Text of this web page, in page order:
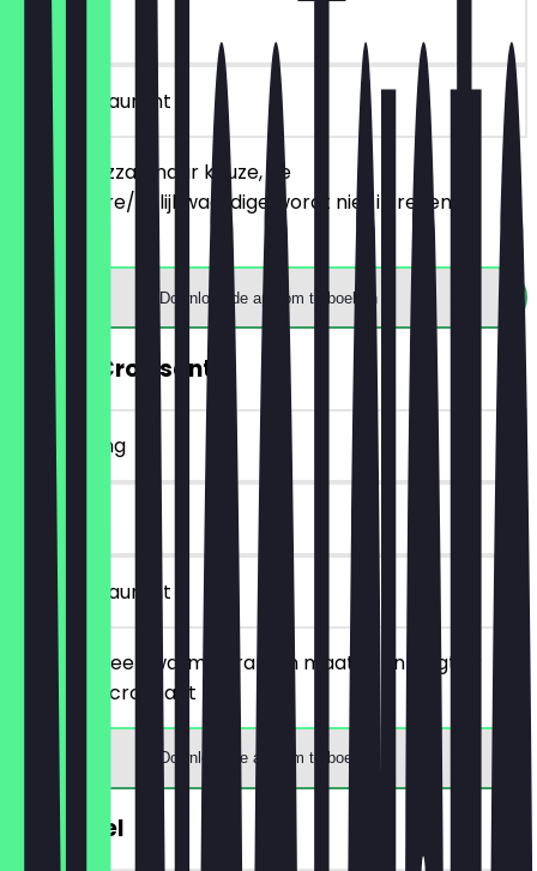
30 dagen
in het restaurant
Bestel 2 pizza's naar keuze, de
goedkopere/gelijkwaardige wordt niet in rekening
gebracht.
Download de app om te boeken
GRATIS Croissant
~€ 2 korting
30 dagen
in het restaurant
Je bestelt een warme drank in maat M en krijgt er
gratis een croissant bij.
Download de app om te boeken
€1 Pretzel